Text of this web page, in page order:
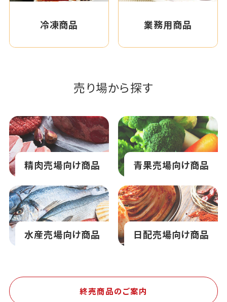
冷凍商品 業務用商品
売り場から探す
精肉売場向け商品 青果売場向け商品
水産売場向け商品 日配売場向け商品
終売商品のご案内